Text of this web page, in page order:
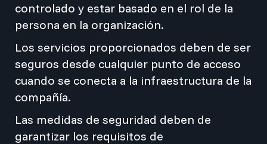
controlado y estar basado en el rol de la
persona en la organización.
Los servicios proporcionados deben de ser
seguros desde cualquier punto de acceso
cuando se conecta a la infraestructura de la
compañía.
Las medidas de seguridad deben de
garantizar los requisitos de